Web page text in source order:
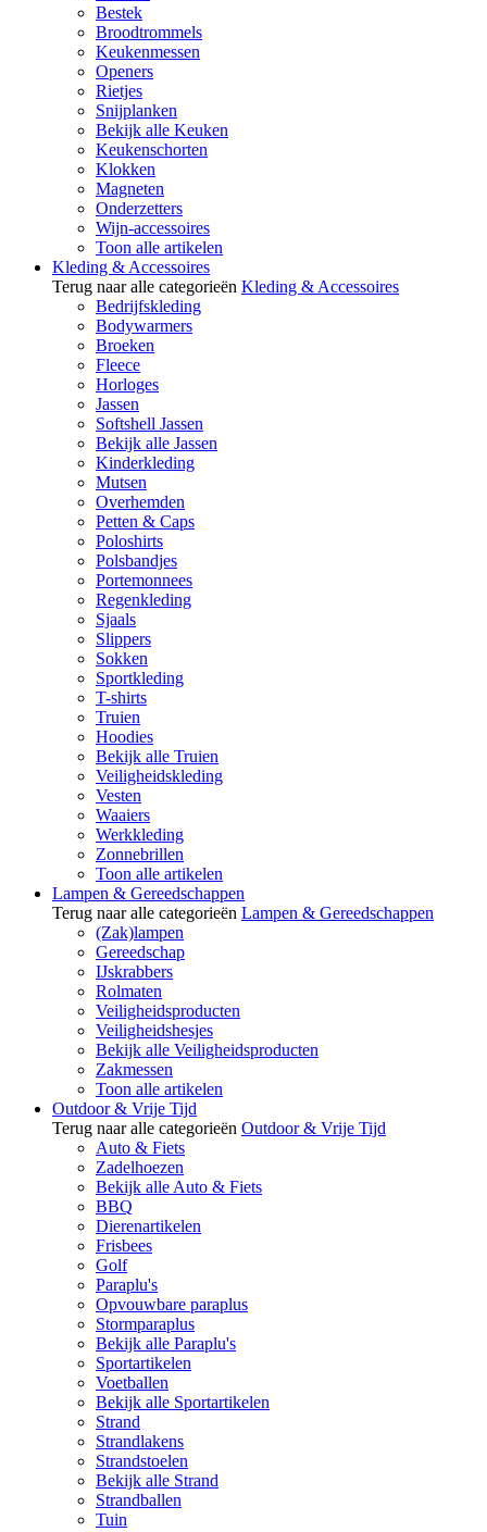
Bestek
Broodtrommels
Keukenmessen
Openers
Rietjes
Snijplanken
Bekijk alle Keuken
Keukenschorten
Klokken
Magneten
Onderzetters
Wijn-accessoires
Toon alle artikelen
Kleding & Accessoires
Terug naar alle categorieën Kleding & Accessoires
Bedrijfskleding
Bodywarmers
Broeken
Fleece
Horloges
Jassen
Softshell Jassen
Bekijk alle Jassen
Kinderkleding
Mutsen
Overhemden
Petten & Caps
Poloshirts
Polsbandjes
Portemonnees
Regenkleding
Sjaals
Slippers
Sokken
Sportkleding
T-shirts
Truien
Hoodies
Bekijk alle Truien
Veiligheidskleding
Vesten
Waaiers
Werkkleding
Zonnebrillen
Toon alle artikelen
Lampen & Gereedschappen
Terug naar alle categorieën Lampen & Gereedschappen
(Zak)lampen
Gereedschap
IJskrabbers
Rolmaten
Veiligheidsproducten
Veiligheidshesjes
Bekijk alle Veiligheidsproducten
Zakmessen
Toon alle artikelen
Outdoor & Vrije Tijd
Terug naar alle categorieën Outdoor & Vrije Tijd
Auto & Fiets
Zadelhoezen
Bekijk alle Auto & Fiets
BBQ
Dierenartikelen
Frisbees
Golf
Paraplu's
Opvouwbare paraplus
Stormparaplus
Bekijk alle Paraplu's
Sportartikelen
Voetballen
Bekijk alle Sportartikelen
Strand
Strandlakens
Strandstoelen
Bekijk alle Strand
Strandballen
Tuin